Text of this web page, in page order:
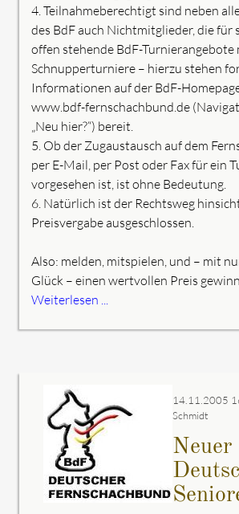
4. Teilnahmeberechtigt sind neben
des BdF auch Nichtmitglieder, die für
offen stehende BdF-Turnierangebote
Schnupperturniere – hierzu stehen
Informationen auf der BdF-
www.bdf-fernschachbund.de
„Neu hier?“) bereit.
5. Ob der Zugaustausch auf dem
per E-Mail, per Post oder Fax für ein
vorgesehen ist, ist ohne Bedeutung.
6. Natürlich ist der Rechtsweg
Preisvergabe ausgeschlossen.
Also: melden, mitspielen, und – mit
Glück – einen wertvollen Preis
Weiterlesen ...
14.11.2005
Schmidt
Neuer